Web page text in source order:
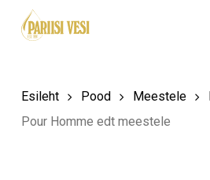
Products
searchOstukorv
Esileht Pood Meestele
Pour Homme edt meestele